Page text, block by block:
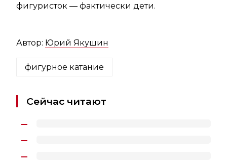
фигуристок — фактически дети.
Автор: Юрий Якушин
фигурное катание
Сейчас читают